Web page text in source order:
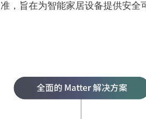
准，旨在为智能家居设备提供安全